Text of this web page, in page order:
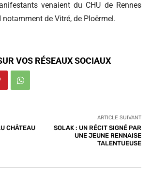
venaient du CHU de Rennes
notamment de Vitré, de Ploërmel.
VOS RÉSEAUX SOCIAUX
CHÂTEAU
ARTICLE SUIVANT
SOLAK : UN RÉCIT SIGNÉ PAR
UNE JEUNE RENNAISE
TALENTUEUSE